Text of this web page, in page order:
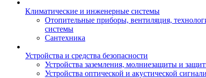
Климатические и инженерные системы
Отопительные приборы, вентиляция,
системы
Сантехника
Устройства и средства безопасности
Устройства заземления, молниезащиты и
Устройства оптической и акустической